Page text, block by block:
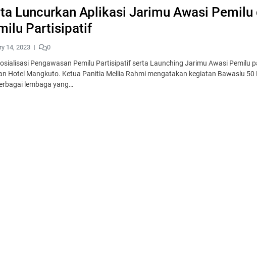
Luncurkan Aplikasi Jarimu Awasi Pemilu
Partisipatif
14, 2023 0
Pengawasan Pemilu Partisipatif serta Launching Jarimu Awasi Pemilu
Hotel Mangkuto. Ketua Panitia Mellia Rahmi mengatakan kegiatan Bawaslu 50
lembaga yang…